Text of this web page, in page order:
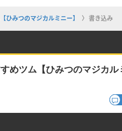
ひみつのマジカルミニー】 書き込み
めツム【ひみつのマジカル